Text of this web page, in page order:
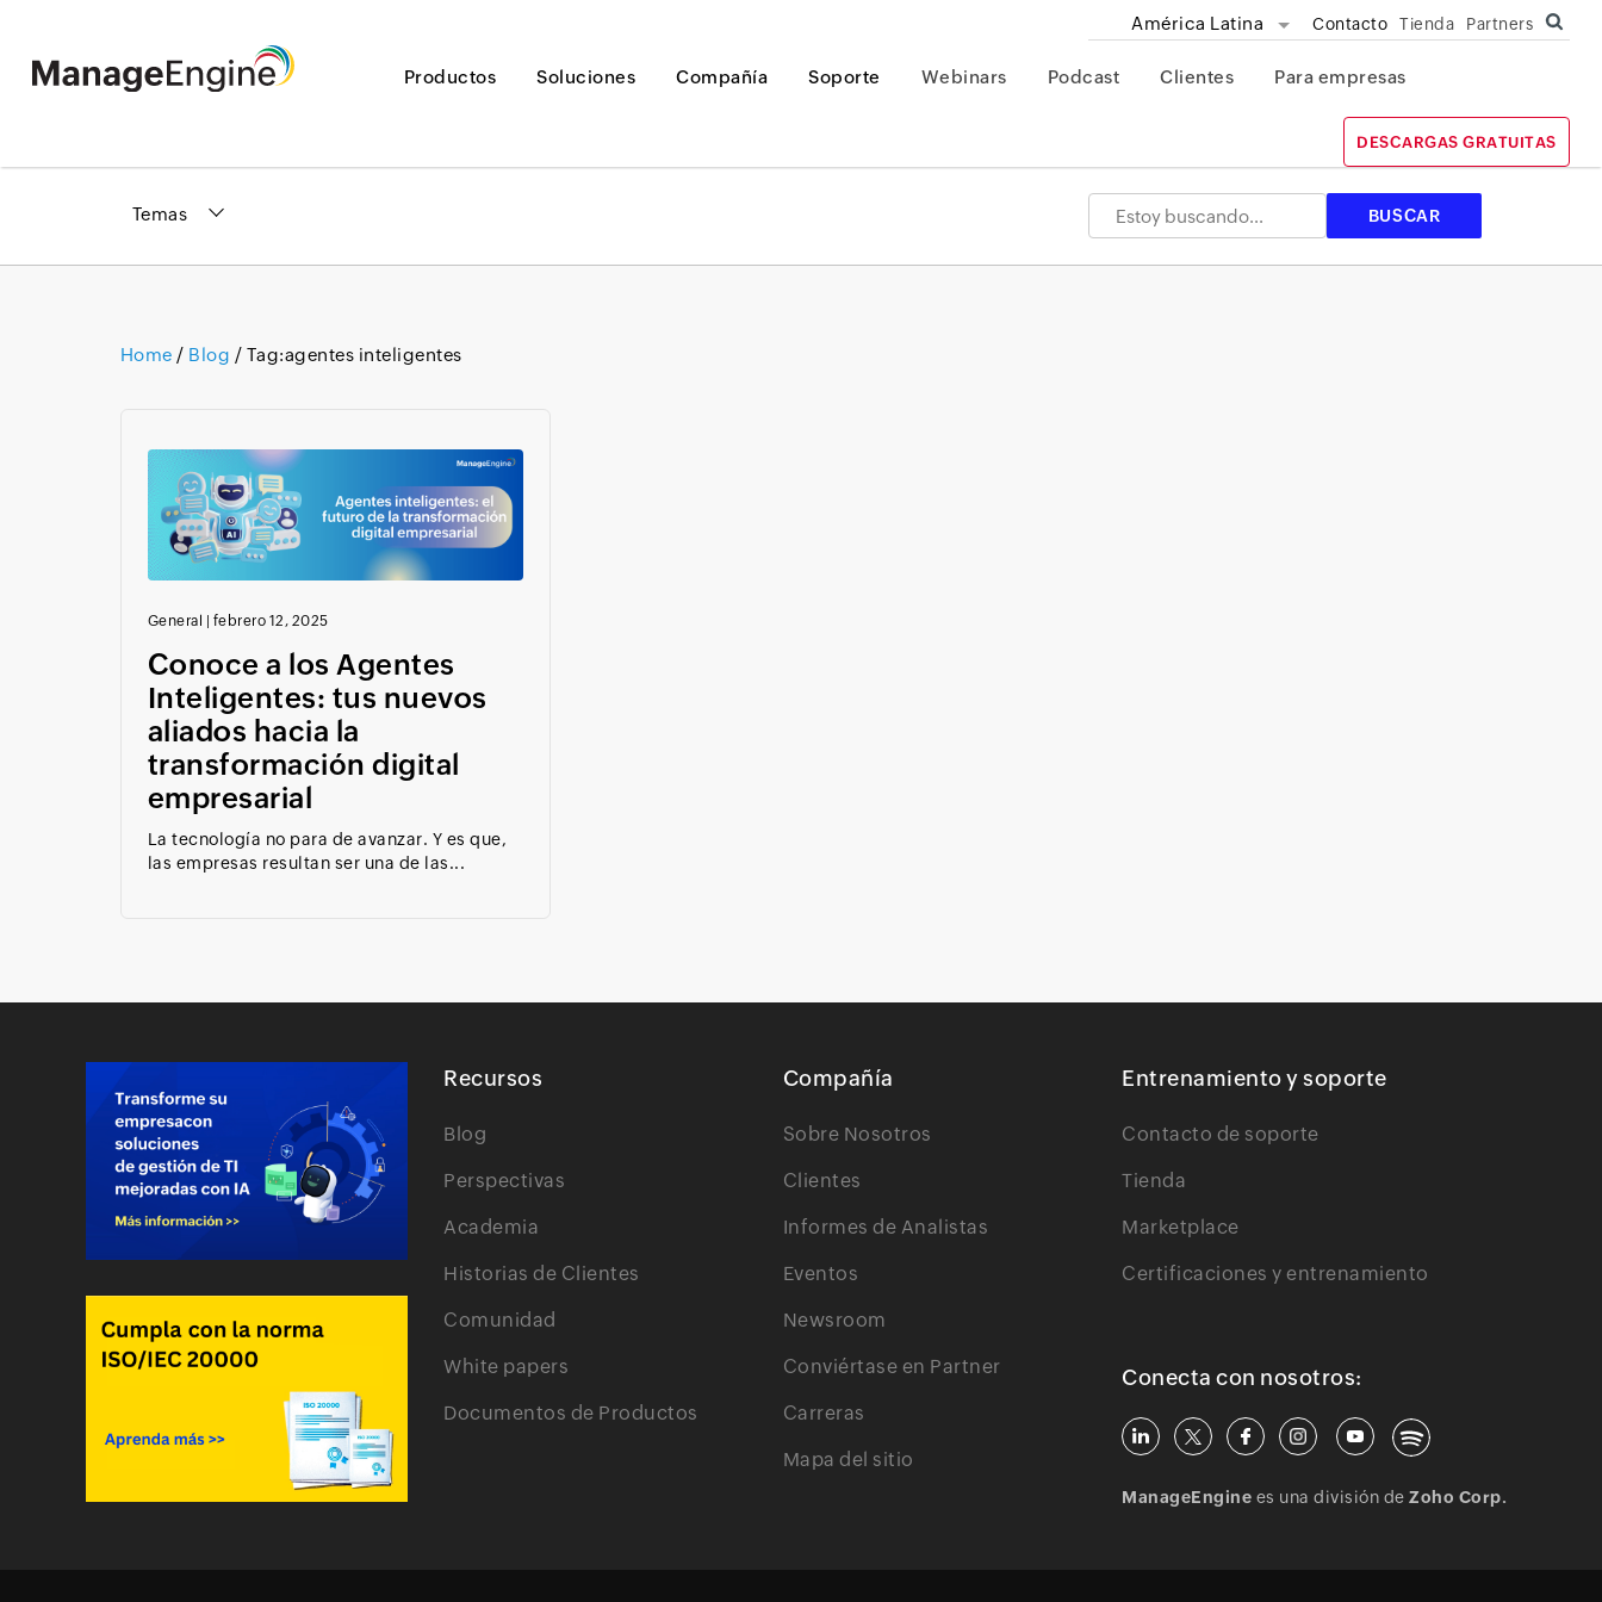
América Latina Contacto Tienda Partners
Productos Soluciones Compañía Soporte Webinars Podcast Clientes Para empresas
DESCARGAS GRATUITAS
Temas
Home / Blog / Tag:agentes inteligentes
General febrero 12, 2025
Conoce a los Agentes
Inteligentes: tus nuevos
aliados hacia la
transformación digital
empresarial
La tecnología no para de avanzar. Y es que,
las empresas resultan ser una de las...
Recursos
Blog
Perspectivas
Academia
Historias de Clientes
Comunidad
White papers
Documentos de Productos
Compañía
Sobre Nosotros
Clientes
Informes de Analistas
Eventos
Newsroom
Conviértase en Partner
Carreras
Mapa del sitio
Entrenamiento y soporte
Contacto de soporte
Tienda
Marketplace
Certificaciones y entrenamiento
Conecta con nosotros:
ManageEngine es una división deZoho Corp.